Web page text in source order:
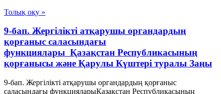
Толық оқу »
9-бап. Жергіліктi атқарушы органдардың
қорғаныс саласындағы
функциялары Қазақстан Республикасының
қорғанысы және Қарулы Күштері туралы Заңы
9-бап. Жергіліктi атқарушы органдардың қорғаныс
саласындағы функцияларыҚазақстан Республикасының